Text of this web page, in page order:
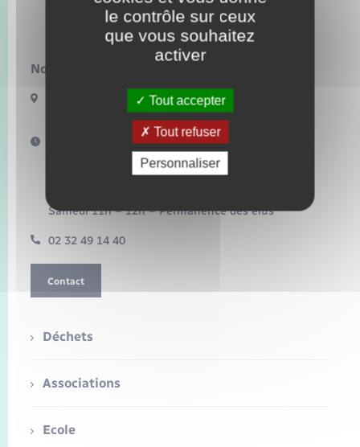
Voirie et espace public
Bacqueville
Nous contacter :
17 Bis Route de Bonnemare
27440 BACQUEVILLE
Horaires d'ouverture :
Mardi 16h – 18h30
Mercredi 10h – 12h
Samedi 11h – 12h – Permanence des élus
02 32 49 14 40
Contact
Déchets
Associations
Ecole
le contrôle sur ceux
que vous souhaitez
activer
Tout accepter
Tout refuser
Personnaliser